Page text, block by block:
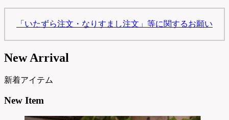
「いたずら注文・なりすまし注文」等に関するお願い
New Arrival
新着アイテム
New Item